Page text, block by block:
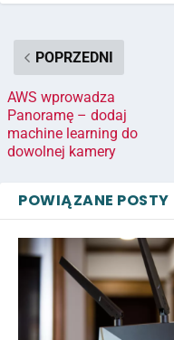
POPRZEDNI
AWS wprowadza
Panoramę – dodaj
machine learning do
dowolnej kamery
POWIĄZANE POSTY